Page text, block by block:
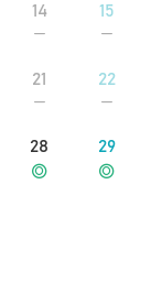
14 15
21 22
28 29